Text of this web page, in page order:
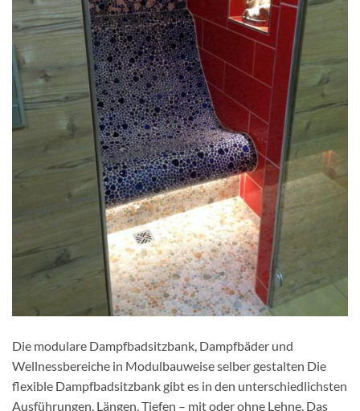
Die modulare Dampfbadsitzbank, Dampfbäder und
Wellnessbereiche in Modulbauweise selber gestalten Die
flexible Dampfbadsitzbank gibt es in den unterschiedlichsten
Ausführungen, Längen, Tiefen – mit oder ohne Lehne. Das